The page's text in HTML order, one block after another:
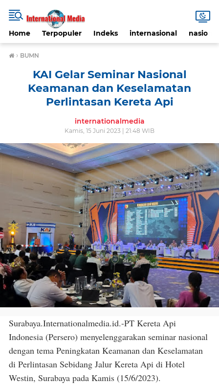
Home Terpopuler Indeks internasional nasional
› BUMN
KAI Gelar Seminar Nasional
Keamanan dan Keselamatan
Perlintasan Kereta Api
internationalmedia
Kamis, 15 Juni 2023 | 21:48 WIB
Surabaya.Internationalmedia.id.-PT Kereta Api
Indonesia (Persero) menyelenggarakan seminar nasional
dengan tema Peningkatan Keamanan dan Keselamatan
di Perlintasan Sebidang Jalur Kereta Api di Hotel
Westin, Surabaya pada Kamis (15/6/2023).